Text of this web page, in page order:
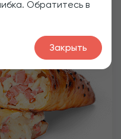
Обратитесь в
Закрыть